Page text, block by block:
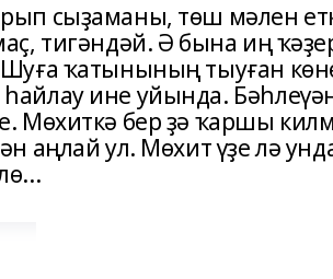
сыҙаманы, төш мәлен
тигәндәй. Ә бына иң
ҡатынының тыуған
ине уйында.
Мөхиткә бер ҙә ҡаршы
аңлай ул. Мөхит үҙе лә